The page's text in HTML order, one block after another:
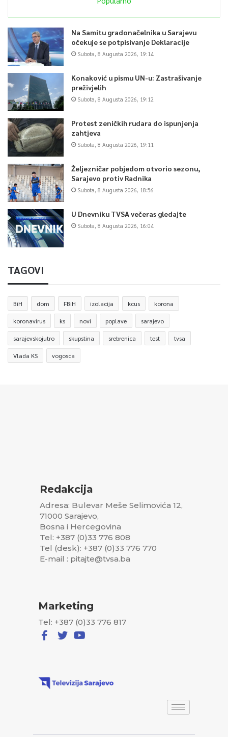
Na Samitu gradonačelnika u Sarajevu
očekuje se potpisivanje Deklaracije
Subota, 8 Augusta 2026, 19:14
Konaković u pismu UN-u: Zastrašivanje
preživjelih
Subota, 8 Augusta 2026, 19:12
Protest zeničkih rudara do ispunjenja
zahtjeva
Subota, 8 Augusta 2026, 19:11
Željezničar pobjedom otvorio sezonu,
Sarajevo protiv Radnika
Subota, 8 Augusta 2026, 18:56
U Dnevniku TVSA večeras gledajte
Subota, 8 Augusta 2026, 16:04
TAGOVI
BiH dom FBiH izolacija kcus korona
koronavirus ks novi poplave sarajevo
sarajevskojutro skupstina srebrenica test tvsa
Vlada KS vogosca
Redakcija
Adresa: Bulevar Meše Selimovića 12,
71000 Sarajevo,
Bosna i Hercegovina
Tel: +387 (0)33 776 808
Tel (desk): +387 (0)33 776 770
E-mail : pitajte@tvsa.ba
Marketing
Tel: +387 (0)33 776 817